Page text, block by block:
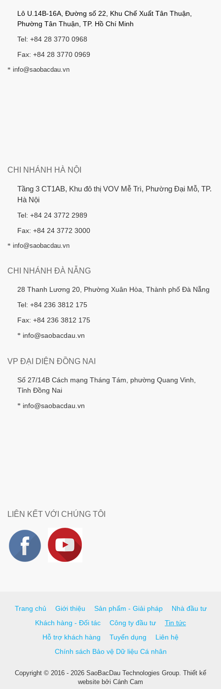
Lô U.14B-16A, Đường số 22, Khu Chế Xuất Tân Thuận,
Phường Tân Thuận, TP. Hồ Chí Minh
Tel: +84 28 3770 0968
Fax: +84 28 3770 0969
* info@saobacdau.vn
CHI NHÁNH HÀ NỘI
Tầng 3 CT1AB, Khu đô thị VOV Mễ Trì, Phường Đại Mỗ, TP.
Hà Nội
Tel: +84 24 3772 2989
Fax: +84 24 3772 3000
* info@saobacdau.vn
CHI NHÁNH ĐÀ NẴNG
28 Thanh Lương 20, Phường Xuân Hòa, Thành phố Đà Nẵng
Tel: +84 236 3812 175
Fax: +84 236 3812 175
* info@saobacdau.vn
VP ĐẠI DIỆN ĐỒNG NAI
Số 27/14B Cách mạng Tháng Tám, phường Quang Vinh,
Tỉnh Đồng Nai
* info@saobacdau.vn
LIÊN KẾT VỚI CHÚNG TÔI
Trang chủ Giới thiệu Sản phẩm - Giải pháp
Nhà đầu tư
Khách hàng - Đối tác
Công ty đầu tư
Tin tức
Hỗ trợ khách hàng
Tuyển dụng
Liên hệ
Chính sách Bảo vệ Dữ liệu Cá nhân
Copyright © 2016 - 2026 SaoBacDau Technologies Group. Thiết kế
website bởi Cánh Cam